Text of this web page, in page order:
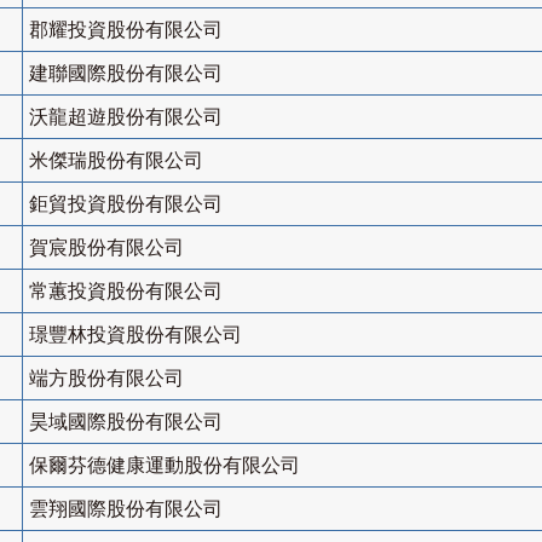
郡耀投資股份有限公司
建聯國際股份有限公司
沃龍超遊股份有限公司
米傑瑞股份有限公司
鉅貿投資股份有限公司
賀宸股份有限公司
常蕙投資股份有限公司
璟豐林投資股份有限公司
端方股份有限公司
昊域國際股份有限公司
保爾芬德健康運動股份有限公司
雲翔國際股份有限公司